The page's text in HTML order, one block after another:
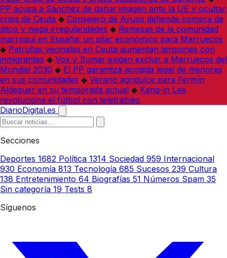
PP acusa a Sánchez de dañar imagen ante la UE y ocultar
crisis de Ceuta ◆ Consejero de Ayuso defiende compra de
ático y niega irregularidades ◆ Remesas de la comunidad
marroquí en España: un pilar económico para Marruecos
◆ Patrullas vecinales en Ceuta aumentan tensiones con
inmigrantes ◆ Vox y Sumar exigen excluir a Marruecos del
Mundial 2030 ◆ El PP garantiza acogida legal de menores
en sus comunidades ◆ Verano agridulce para Fermín
Aldeguer en su temporada actual ◆ Kang-in Lee
revoluciona el fútbol con teletrabajo
DiarioDigital.es
Secciones
Deportes 1682 Política 1314 Sociedad 959 Internacional
930 Economía 813 Tecnología 685 Sucesos 239 Cultura
138 Entretenimiento 64 Biografías 51 Números Spam 35
Sin categoría 19 Tests 8
Síguenos